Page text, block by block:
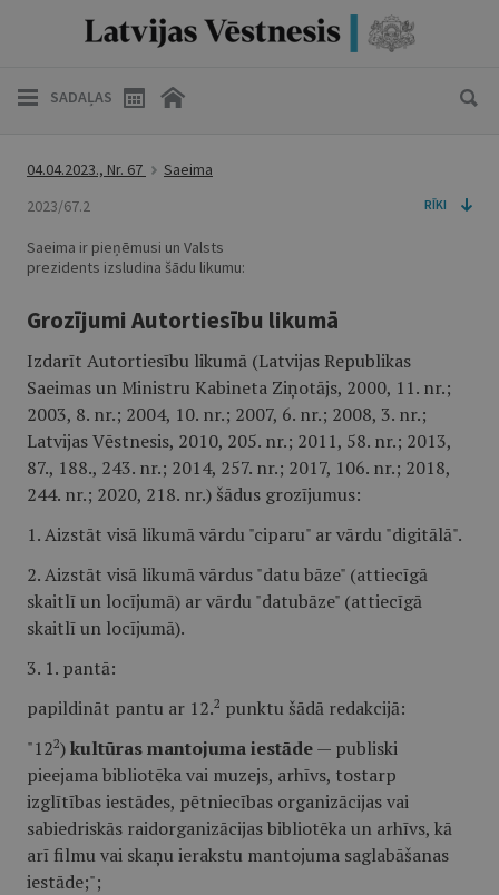
SADAĻAS
04.04.2023., Nr. 67
Saeima
2023/67.2
RĪKI
Saeima ir pieņēmusi un Valsts
prezidents izsludina šādu likumu:
Grozījumi Autortiesību likumā
Izdarīt Autortiesību likumā (Latvijas Republikas
Saeimas un Ministru Kabineta Ziņotājs, 2000, 11. nr.;
2003, 8. nr.; 2004, 10. nr.; 2007, 6. nr.; 2008, 3. nr.;
Latvijas Vēstnesis, 2010, 205. nr.; 2011, 58. nr.; 2013,
87., 188., 243. nr.; 2014, 257. nr.; 2017, 106. nr.; 2018,
244. nr.; 2020, 218. nr.) šādus grozījumus:
1. Aizstāt visā likumā vārdu "ciparu" ar vārdu "digitālā".
2. Aizstāt visā likumā vārdus "datu bāze" (attiecīgā
skaitlī un locījumā) ar vārdu "datubāze" (attiecīgā
skaitlī un locījumā).
3. 1. pantā:
papildināt pantu ar 12.2 punktu šādā redakcijā:
"122)kultūras mantojuma iestāde— publiski
pieejama bibliotēka vai muzejs, arhīvs, tostarp
izglītības iestādes, pētniecības organizācijas vai
sabiedriskās raidorganizācijas bibliotēka un arhīvs, kā
arī filmu vai skaņu ierakstu mantojuma saglabāšanas
iestāde;";